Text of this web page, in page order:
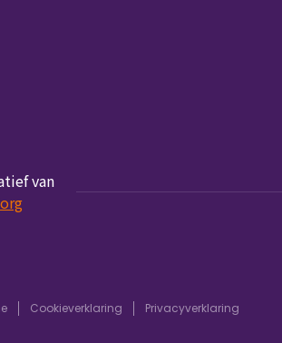
van
Cookieverklaring Privacyverklaring